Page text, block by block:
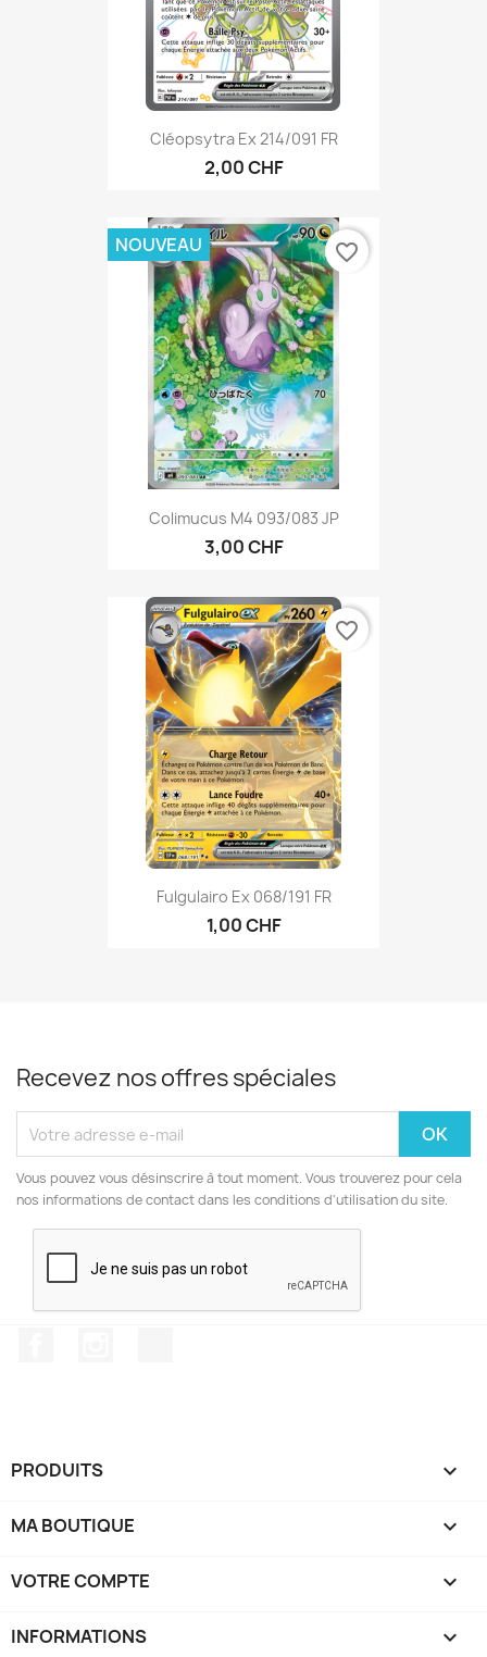
Cléopsytra Ex 214/091 FR
2,00 CHF
Colimucus M4 093/083 JP
3,00 CHF
NOUVEAU favorite_border
Fulgulairo Ex 068/191 FR
1,00 CHF
favorite_border
Recevez nos offres spéciales
Vous pouvez vous désinscrire à tout moment. Vous trouverez pour cela
nos informations de contact dans les conditions d'utilisation du site.
PRODUITS 
MA BOUTIQUE 
VOTRE COMPTE 
INFORMATIONS keyboard_arrow_down